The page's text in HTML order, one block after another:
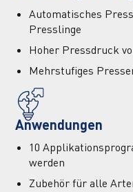
Automatisches
Presslinge
Hoher Pressdruck
Mehrstufiges
Anwendungen
10
werden
Zubehör für alle